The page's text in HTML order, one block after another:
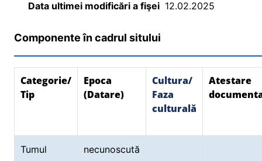
Data ultimei modificări a fişei 12.02.2025
Componente în cadrul sitului
Categorie/
Tip
Epoca
(Datare)
Cultura/
Faza
culturală
Atestare
Tumul necunoscută